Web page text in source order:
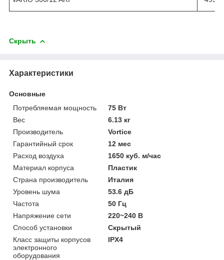
Скрыть
Характеристики
Основные
Потребляемая мощность
75 Вт
Вес
6.13 кг
Производитель
Vortice
Гарантийный срок
12 мес
Расход воздуха
1650 куб. м/час
Материал корпуса
Пластик
Страна производитель
Италия
Уровень шума
53.6 дБ
Частота
50 Гц
Напряжение сети
220~240 В
Способ установки
Скрытый
Класс защиты корпусов
электронного
оборудования
IPХ4